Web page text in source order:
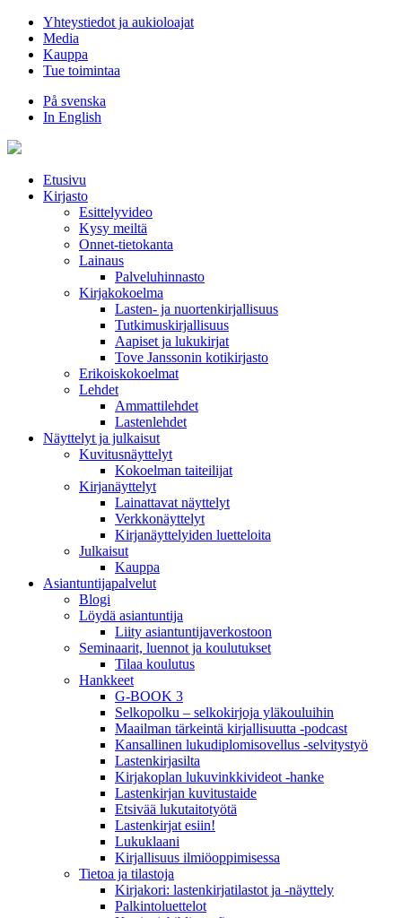
Hyppää
sisältöön
Yhteystiedot ja aukioloajat
Media
Kauppa
Tue toimintaa
På svenska
In English
Etusivu
Kirjasto
Esittelyvideo
Kysy meiltä
Onnet-tietokanta
Lainaus
Palveluhinnasto
Kirjakokoelma
Lasten- ja nuortenkirjallisuus
Tutkimuskirjallisuus
Aapiset ja lukukirjat
Tove Janssonin kotikirjasto
Erikoiskokoelmat
Lehdet
Ammattilehdet
Lastenlehdet
Näyttelyt ja julkaisut
Kuvitusnäyttelyt
Kokoelman taiteilijat
Kirjanäyttelyt
Lainattavat näyttelyt
Verkkonäyttelyt
Kirjanäyttelyiden luetteloita
Julkaisut
Kauppa
Asiantuntija­palvelut
Blogi
Löydä asiantuntija
Liity asiantuntijaverkostoon
Seminaarit, luennot ja koulutukset
Tilaa koulutus
Hankkeet
G-BOOK 3
Selkopolku – selkokirjoja yläkouluihin
Maailman tärkeintä kirjallisuutta -podcast
Kansallinen lukudiplomisovellus -selvitystyö
Lastenkirjasilta
Kirjakoplan lukuvinkkivideot -hanke
Lastenkirjan kuvitustaide
Etsivää lukutaitotyötä
Lastenkirjat esiin!
Lukuklaani
Kirjallisuus ilmiöoppimisessa
Tietoa ja tilastoja
Kirjakori: lastenkirjatilastot ja -näyttely
Palkintoluettelot